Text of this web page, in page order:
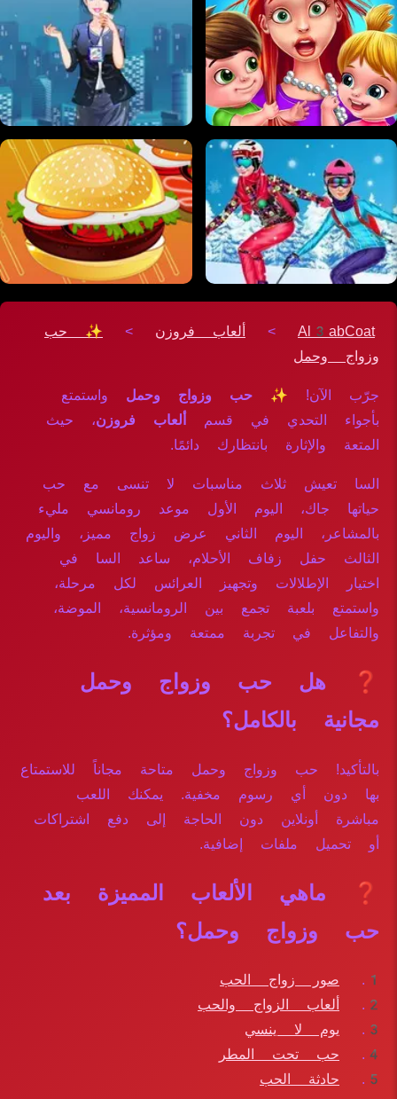
Al3abCoat
> ألعاب فروزن >
✨ حب
وزواج وحمل
جرّب الآن! ✨ حب وزواج وحمل واستمتع
بأجواء التحدي في قسم
ألعاب فروزن، حيث
المتعة والإثارة بانتظارك دائمًا.
السا تعيش ثلاث مناسبات لا تنسى مع حب
حياتها جاك، اليوم الأول موعد رومانسي مليء
بالمشاعر، اليوم الثاني عرض زواج مميز، واليوم
الثالث حفل زفاف الأحلام، ساعد السا في
اختيار الإطلالات وتجهيز العرائس لكل مرحلة،
واستمتع بلعبة تجمع بين الرومانسية، الموضة،
والتفاعل في تجربة ممتعة ومؤثرة.
❓ هل حب وزواج وحمل
مجانية بالكامل؟
بالتأكيد! حب وزواج وحمل متاحة مجاناً للاستمتاع
بها دون أي رسوم مخفية. يمكنك اللعب
مباشرة أونلاين دون الحاجة إلى دفع اشتراكات
أو تحميل ملفات إضافية.
❓ ماهي الألعاب المميزة بعد
حب وزواج وحمل؟
صور زواج الحب
ألعاب الزواج والحب
يوم لا ينسي
حب تحت المطر
حادثة الحب